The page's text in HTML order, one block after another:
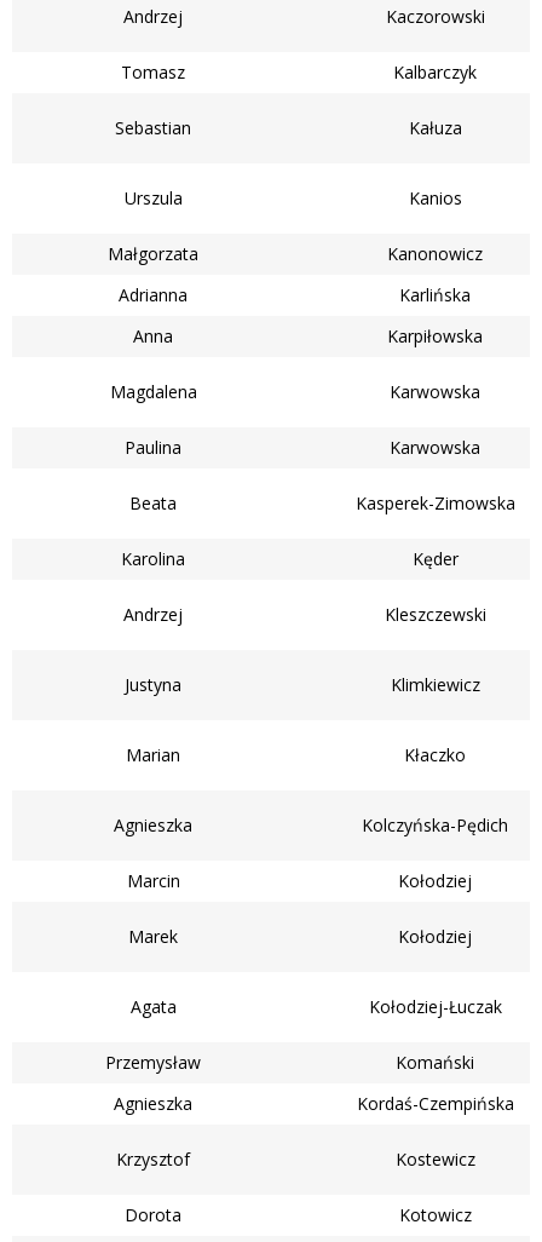
Andrzej Kaczorowski
Tomasz Kalbarczyk
Sebastian Kałuza
Urszula Kanios
Małgorzata
Kanonowicz
Adrianna
Karlińska
Anna
Karpiłowska
Magdalena Karwowska
Paulina Karwowska
Beata Kasperek-Zimowska
Karolina Kęder
Andrzej Kleszczewski
Justyna Klimkiewicz
Marian Kłaczko
Agnieszka Kolczyńska-Pędich
Marcin Kołodziej
Marek Kołodziej
Agata Kołodziej-Łuczak
Przemysław
Komański
Agnieszka
Kordaś-Czempińska
Krzysztof Kostewicz
Dorota
Kotowicz